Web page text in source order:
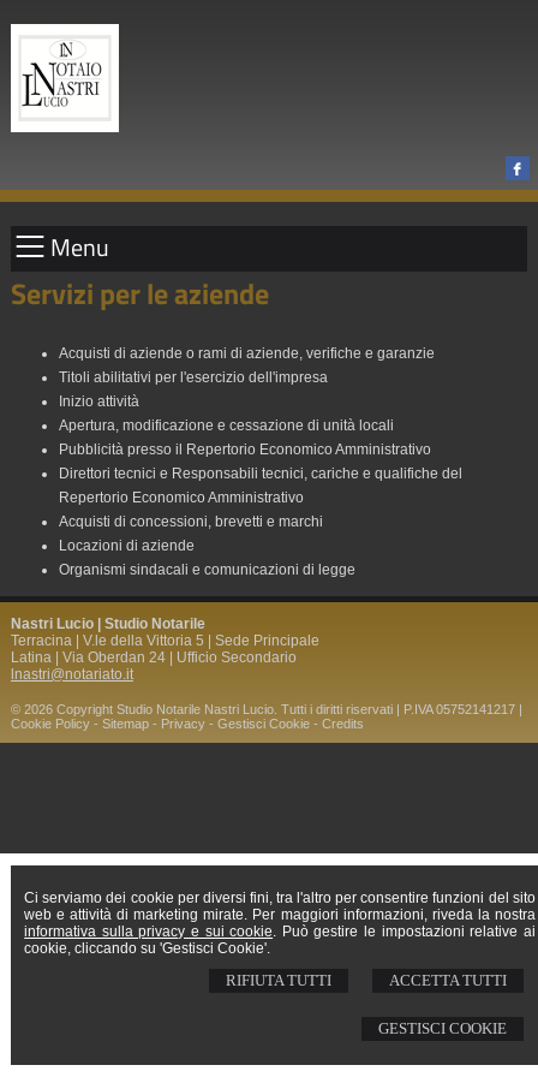
Ci serviamo dei cookie per diversi fini, tra l'altro per consentire funzioni del sito
web e attività di marketing mirate. Per maggiori informazioni, riveda la nostra
informativa sulla privacy e sui cookie. Può gestire le impostazioni relative ai
cookie, cliccando su 'Gestisci Cookie'.
ACCETTA TUTTI
RIFIUTA TUTTI
GESTISCI COOKIE
Menu
Servizi per le aziende
Acquisti di aziende o rami di aziende, verifiche e garanzie
Titoli abilitativi per l'esercizio dell'impresa
Inizio attività
Apertura, modificazione e cessazione di unità locali
Pubblicità presso il Repertorio Economico Amministrativo
Direttori tecnici e Responsabili tecnici, cariche e qualifiche del
Repertorio Economico Amministrativo
Acquisti di concessioni, brevetti e marchi
Locazioni di aziende
Organismi sindacali e comunicazioni di legge
Nastri Lucio | Studio Notarile
Terracina | V.le della Vittoria 5 | Sede Principale
Latina | Via Oberdan 24 | Ufficio Secondario
lnastri@notariato.it
© 2026 Copyright Studio Notarile Nastri Lucio. Tutti i diritti riservati | P.IVA 05752141217 |
Cookie Policy- Sitemap- Privacy- Gestisci Cookie- Credits